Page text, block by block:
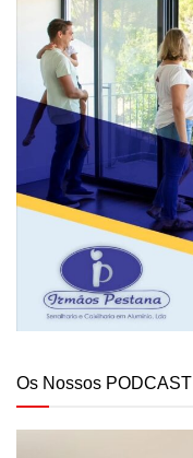
Os Nossos PODCAST